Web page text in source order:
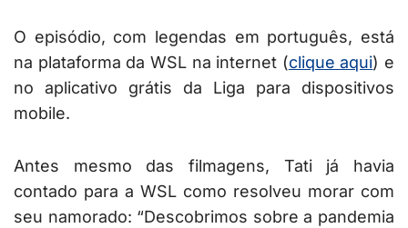
O episódio, com legendas em português, está
na plataforma da WSL na internet (clique aqui) e
no aplicativo grátis da Liga para dispositivos
mobile.
Antes mesmo das filmagens, Tati já havia
contado para a WSL como resolveu morar com
seu namorado: “Descobrimos sobre a pandemia